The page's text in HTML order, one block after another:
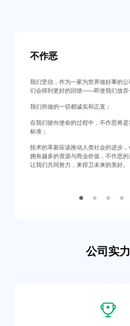
帮助客户成功
和客户是长期的伙伴关系；
公司实力